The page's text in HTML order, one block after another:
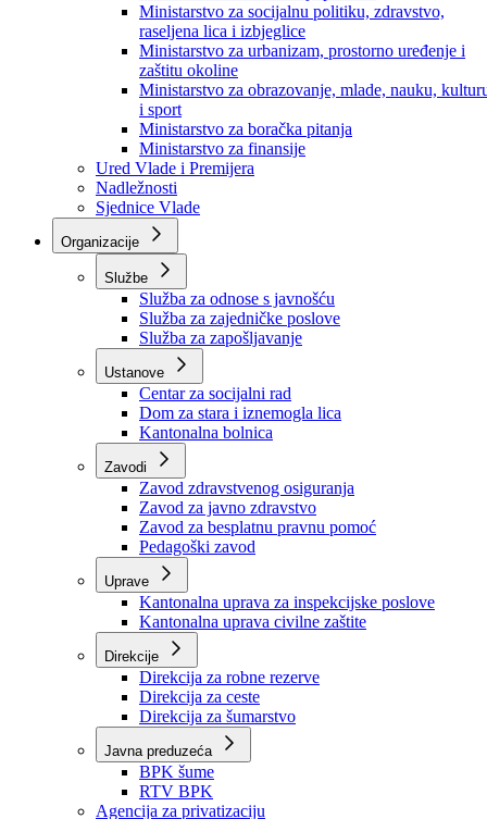
Ministarstvo za privredu
Ministarstvo za pravosuđe, upravu i radne odnose
Ministarstvo za unutrašnje poslove
Ministarstvo za socijalnu politiku, zdravstvo,
raseljena lica i izbjeglice
Ministarstvo za urbanizam, prostorno uređenje i
zaštitu okoline
Ministarstvo za obrazovanje, mlade, nauku,
i sport
Ministarstvo za boračka pitanja
Ministarstvo za finansije
Ured Vlade i Premijera
Nadležnosti
Sjednice Vlade
Organizacije
Službe
Služba za odnose s javnošću
Služba za zajedničke poslove
Služba za zapošljavanje
Ustanove
Centar za socijalni rad
Dom za stara i iznemogla lica
Kantonalna bolnica
Zavodi
Zavod zdravstvenog osiguranja
Zavod za javno zdravstvo
Zavod za besplatnu pravnu pomoć
Pedagoški zavod
Kantonalna uprava za inspekcijske poslove
Kantonalna uprava civilne zaštite
Direkcije
Direkcija za robne rezerve
Direkcija za ceste
Direkcija za šumarstvo
Javna preduzeća